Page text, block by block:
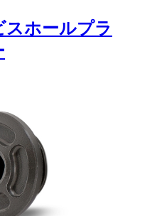
ホールプラ